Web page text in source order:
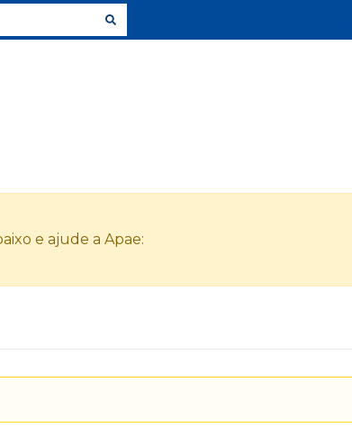
e ajude a Apae: